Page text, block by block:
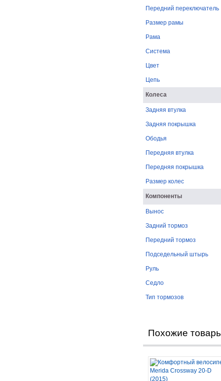
Передний переключатель
Размер рамы
Рама
Система
Цвет
Цепь
Колеса
Задняя втулка
Задняя покрышка
Ободья
Передняя втулка
Передняя покрышка
Размер колес
Компоненты
Вынос
Задний тормоз
Передний тормоз
Подседельный штырь
Руль
Седло
Тип тормозов
Похожие